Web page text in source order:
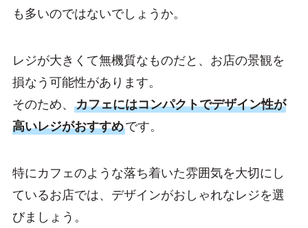
も多いのではないでしょうか。
レジが大きくて無機質なものだと、お店の景観を
損なう可能性があります。
そのため、 カフェにはコンパクトでデザイン性が
高いレジがおすすめです。
特にカフェのような落ち着いた雰囲気を大切にし
ているお店では、デザインがおしゃれなレジを選
びましょう。